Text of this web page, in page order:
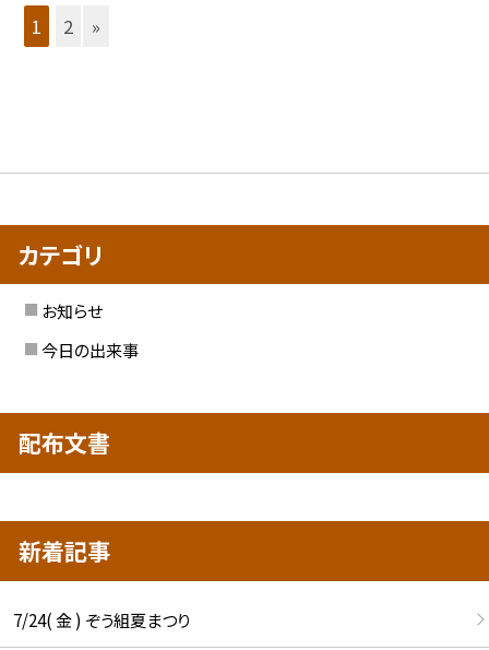
1 2 »
カテゴリ
お知らせ
今日の出来事
配布文書
新着記事
7/24( 金 ) ぞう組夏まつり